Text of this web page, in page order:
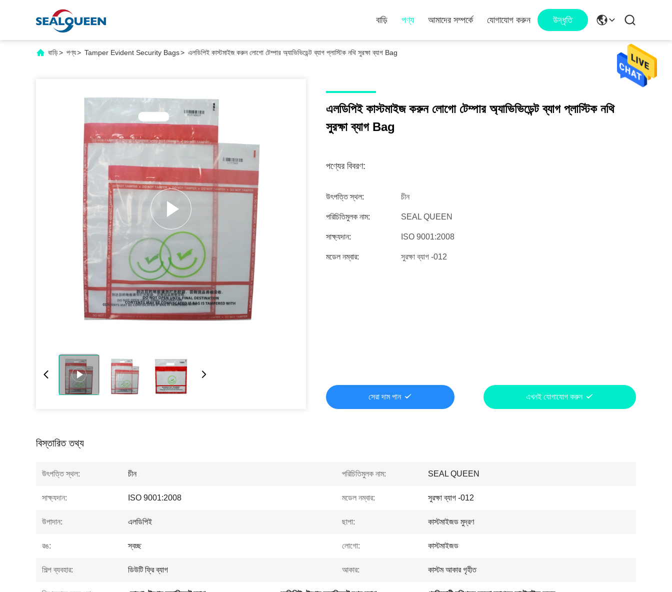
বাড়ি পণ্য আমাদের সম্পর্কে যোগাযোগ করুন উদ্ধৃতি
বাড়ি> পণ্য> Tamper Evident Security Bags> এলডিপিই কাস্টমাইজ করুন লোগো টেম্পার অ্যাভিভিডেন্ট ব্যাগ প্লাস্টিক নথি সুরক্ষা ব্যাগ Bag
এলডিপিই কাস্টমাইজ করুন লোগো টেম্পার অ্যাভিভিডেন্ট ব্যাগ প্লাস্টিক নথি
সুরক্ষা ব্যাগ Bag
পণ্যের বিবরণ:
উৎপত্তি স্থল: চীন
পরিচিতিমুলক নাম: SEAL QUEEN
সাক্ষ্যদান: ISO 9001:2008
মডেল নম্বার: সুরক্ষা ব্যাগ -012
সেরা দাম পান এখনই যোগাযোগ করুন
বিস্তারিত তথ্য
উৎপত্তি স্থল: চীন পরিচিতিমুলক নাম: SEAL QUEEN
সাক্ষ্যদান: ISO 9001:2008 মডেল নম্বার: সুরক্ষা ব্যাগ -012
উপাদান: এলডিপিই ছাপা: কাস্টমাইজড মুদ্রণ
রঙ: স্বচ্ছ লোগো: কাস্টমাইজড
শিল্প ব্যবহার: ডিউটি ​​ফ্রি ব্যাগ আকার: কাস্টম আকার গৃহীত